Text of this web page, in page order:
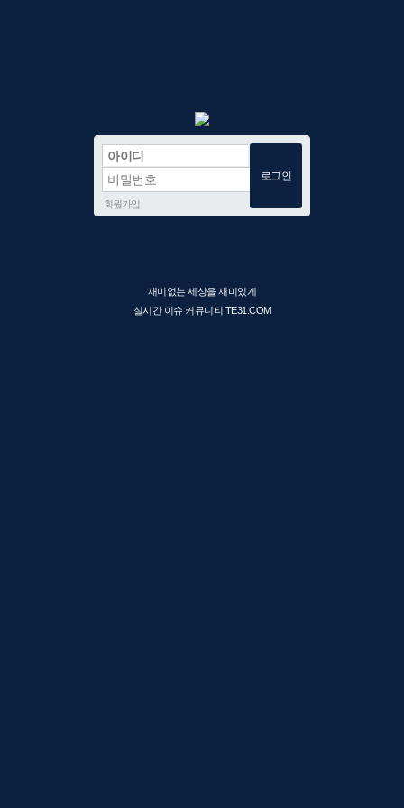
회원가입
재미없는 세상을 재미있게
실시간 이슈 커뮤니티 TE31.COM